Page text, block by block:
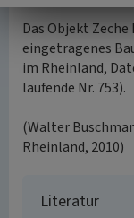
Das Objekt
eingetragenes
im Rheinland,
laufende Nr. 753).
(Walter
Rheinland, 2010)
Literatur